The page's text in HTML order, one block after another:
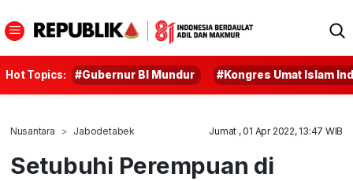
Hot Topics: #Gubernur BI Mundur #Kongres Umat Islam
Nusantara Jabodetabek Jumat , 01 Apr 2022, 13:47 WIB
Setubuhi Perempuan di